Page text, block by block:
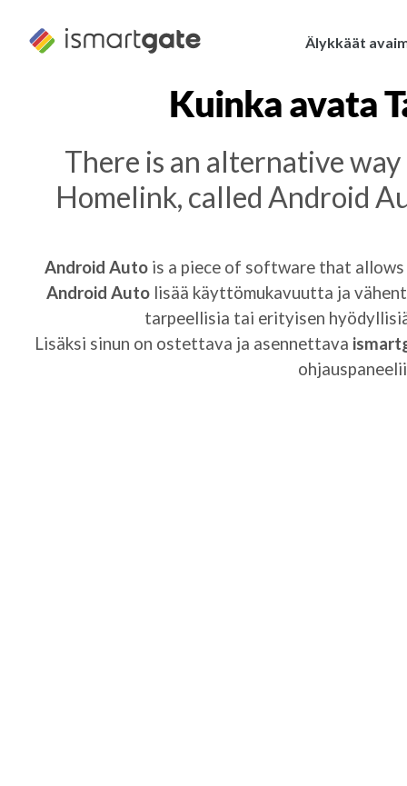
sisältöön
Älykkäät
Kuinka avata
There is an alternative
Homelink, called Android
Android Auto is a piece of software that
Android Autolisää käyttömukavuutta ja
tarpeellisia tai erityisen
Lisäksi sinun on ostettava ja asennettava